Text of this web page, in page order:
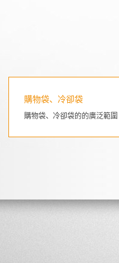
購物袋、冷卻袋
購物袋、冷卻袋的的廣泛範圍